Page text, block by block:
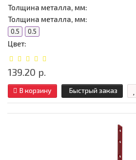
Толщина металла, мм:
Толщина металла, мм:
0.5 0.5
Цвет:
139.20 р.
В корзину Быстрый заказ